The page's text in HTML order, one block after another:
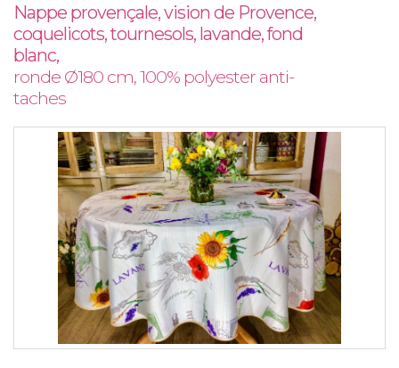
Nappe provençale, vision de Provence,
coquelicots, tournesols, lavande, fond
blanc,
ronde Ø180 cm, 100% polyester anti-
taches